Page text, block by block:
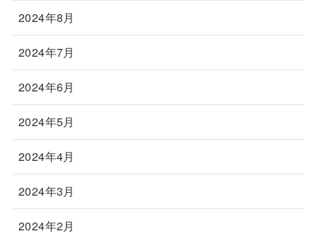
2024年8月
2024年7月
2024年6月
2024年5月
2024年4月
2024年3月
2024年2月